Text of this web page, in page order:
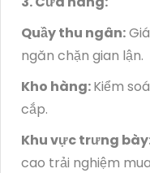
Quầy thu ngân:
ngăn chặn gian lận.
Kho hàng:Kiểm
cắp.
Khu vực trưng
cao trải nghiệm